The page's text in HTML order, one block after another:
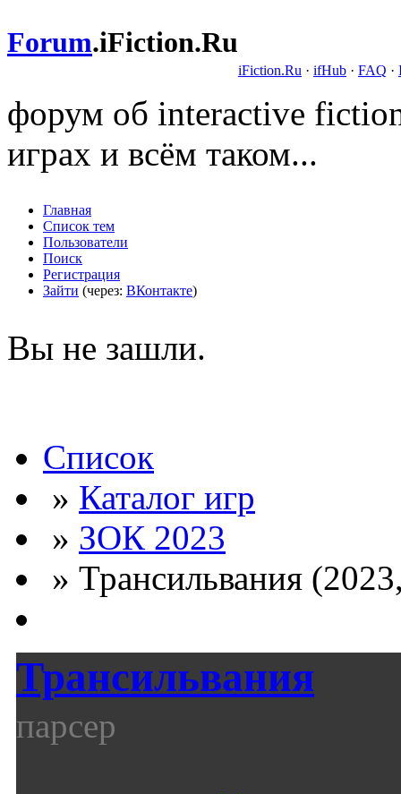
Forum.iFiction.Ru
iFiction.Ru · ifHub · FAQ ·
форум об interactive
играх и всём таком...
Главная
Список тем
Пользователи
Поиск
Регистрация
Зайти (через: ВКонтакте)
Вы не зашли.
Список
» Каталог игр
» ЗОК 2023
» Трансильвания
Трансильвания
парсер